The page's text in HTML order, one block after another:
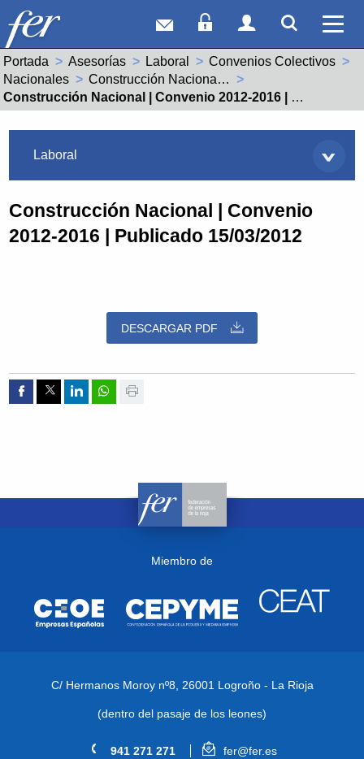
Correo webAcceso Socios
Acceso
Ver
Portada Asesorías Laboral
Convenios Colectivos
Nacionales
Construcción Nacional (99005585011900)
Actual:
Construcción Nacional | Convenio 2012-2016 | Publicado 15/03/2012
Laboral
Construcción Nacional | Convenio
2012-2016 | Publicado 15/03/2012
DESCARGAR PDF
Compartir por Facebook
Compartir por Twitter
Compartir por Linkedin
Compartir por whatsapp
Imprimir
Miembro de
C/ Hermanos Moroy nº8, 26001 Logroño - La Rioja
(dentro del pasaje de los leones)
941 271 271 fer@fer.es